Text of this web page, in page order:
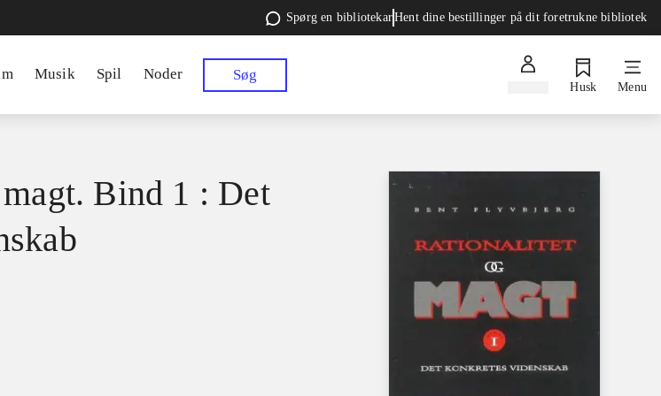
Spørg en bibliotekarHent dine bestillinger på dit foretrukne bibliotek
Musik Spil Noder Søg
Husk Menu
Bind 1 : Det